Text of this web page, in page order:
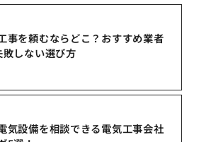
事を頼むならどこ？おすすめ業者
しない選び方
気設備を相談できる電気工事会社